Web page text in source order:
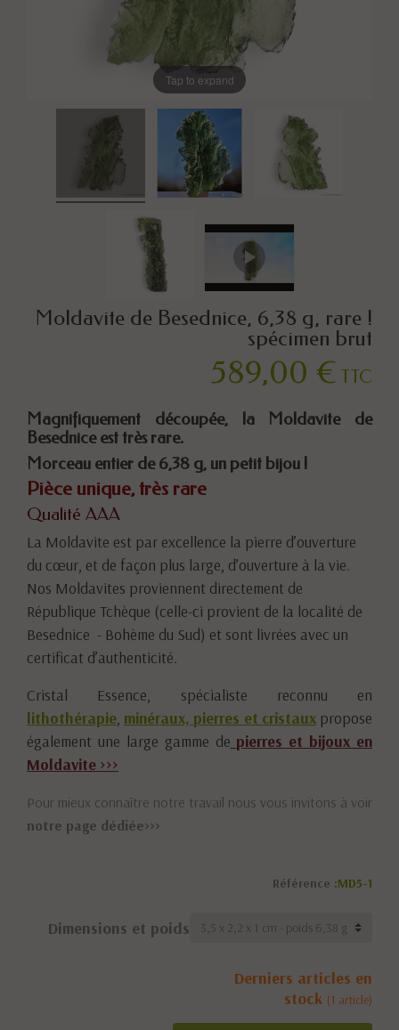
Tap to expand
Moldavite de Besednice, 6,38 g, rare !
spécimen brut
589,00 € TTC
Magnifiquement découpée, la Moldavite de
Besednice est très rare.
Morceau entier de 6,38 g, un petit bijou !
Pièce unique, très rare
Qualité AAA
La Moldavite est par excellence la pierre d’ouverture
du cœur, et de façon plus large, d’ouverture à la vie.
Nos Moldavites proviennent directement de
République Tchèque (celle-ci provient de la localité de
Besednice - Bohème du Sud) et sont livrées avec un
certificat d’authenticité.
Cristal Essence, spécialiste reconnu en
lithothérapie minéraux, pierres et cristauxpropose
également une large gamme de pierres et bijoux en
Moldavite >>>
Pour mieux connaître notre travail nous vous invitons à voir
notre page dédiée>>>
Référence :MD5-1
Dimensions et poids
Derniers articles en
stock (1 article)